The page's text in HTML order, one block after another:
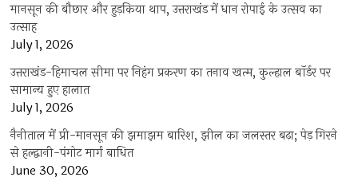
मानसून की बौछार और हुड़किया थाप, उत्तराखंड में धान रोपाई के उत्सव का
उत्साह
July 1, 2026
उत्तराखंड-हिमाचल सीमा पर निहंग प्रकरण का तनाव खत्म, कुल्हाल बॉर्डर पर
सामान्य हुए हालात
July 1, 2026
नैनीताल में प्री-मानसून की झमाझम बारिश, झील का जलस्तर बढ़ा; पेड़ गिरने
से हल्द्वानी-पंगोट मार्ग बाधित
June 30, 2026